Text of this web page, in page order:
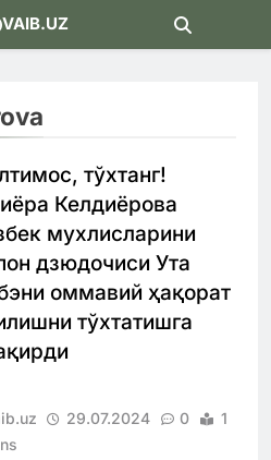
VAIB.UZ
тўхтанг!
Келдиёрова
мухлисларини
дзюдочиси Ута
оммавий ҳақорат
тўхтатишга
29.07.2024 0
1